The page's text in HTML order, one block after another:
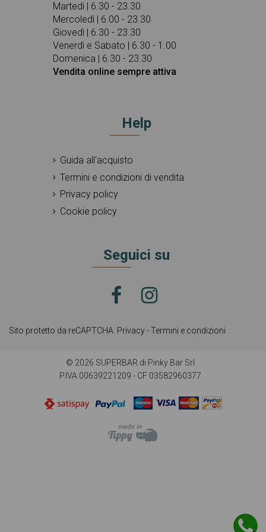
Martedì | 6.30 - 23.30
Mercoledì | 6.00 - 23.30
Giovedì | 6.30 - 23.30
Venerdì e Sabato | 6.30 - 1.00
Domenica | 6.30 - 23.30
Vendita online sempre attiva
Help
Guida all'acquisto
Termini e condizioni di vendita
Privacy policy
Cookie policy
Sito protetto da reCAPTCHA. Privacy-Termini e condizioni
Seguici su
© 2026 SUPERBAR di Pinky Bar Srl
P.IVA 00639221209 - CF 03582960377